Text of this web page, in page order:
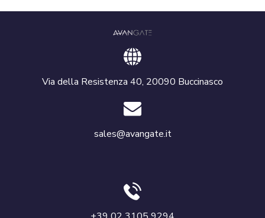
Via della Resistenza 40, 20090 Buccinasco
sales@avangate.it